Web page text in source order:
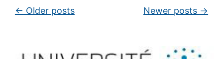
Post navigation
← Older posts Newer posts →